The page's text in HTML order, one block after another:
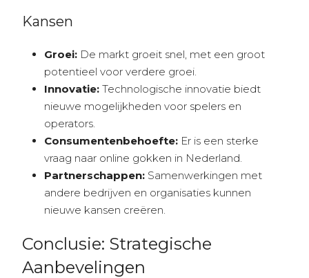
Kansen
Groei: De markt groeit snel, met een groot
potentieel voor verdere groei.
Innovatie: Technologische innovatie biedt
nieuwe mogelijkheden voor spelers en
operators.
Consumentenbehoefte: Er is een sterke
vraag naar online gokken in Nederland.
Partnerschappen: Samenwerkingen met
andere bedrijven en organisaties kunnen
nieuwe kansen creëren.
Conclusie: Strategische
Aanbevelingen